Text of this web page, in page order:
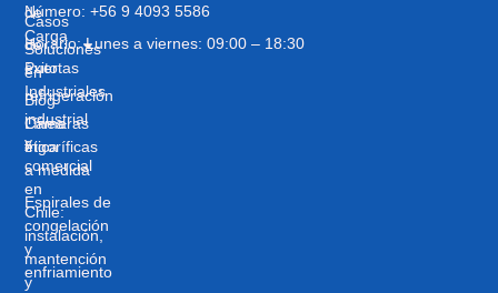
Soluciones
en
refrigeración
industrial
y
comercial
en
Chile:
instalación,
mantención
y
de
Carga
Puertas
Industriales
Cámaras
frigoríficas
a medida
Espirales de
congelación
y
enfriamiento
Casos
de
éxito
Blog
Línea
ética
Número: +56 9 4093 5586
Horario: Lunes a viernes: 09:00 – 18:30